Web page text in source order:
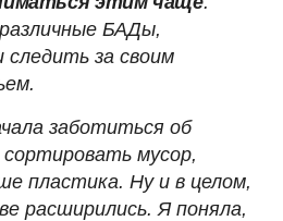
БАДы,
следить за своим
заботиться об
мусор,
пластика. Ну и в целом,
расширились. Я поняла,